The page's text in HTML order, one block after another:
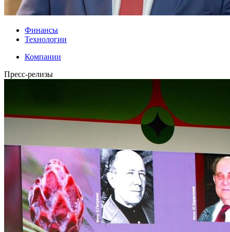
Финансы
Технологии
Компании
Пресс-релизы